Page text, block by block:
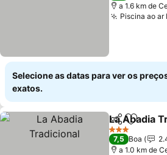
a 1.6 km de
Piscina ao
Selecione as datas para ver os
exatos.
Partilhar
La Abadia
3 Estrelas
7,5 Boa
a 1.0 km de